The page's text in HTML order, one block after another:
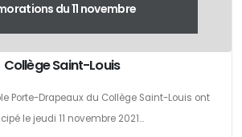
du 11 novembre
Collège Saint-Louis
Porte-Drapeaux du Collège Saint-Louis ont
le jeudi 11 novembre 2021...